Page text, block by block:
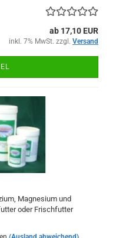
ab 17,10 EUR
inkl. 7% MwSt. zzgl. Versand
Magnesium und
oder Frischfutter